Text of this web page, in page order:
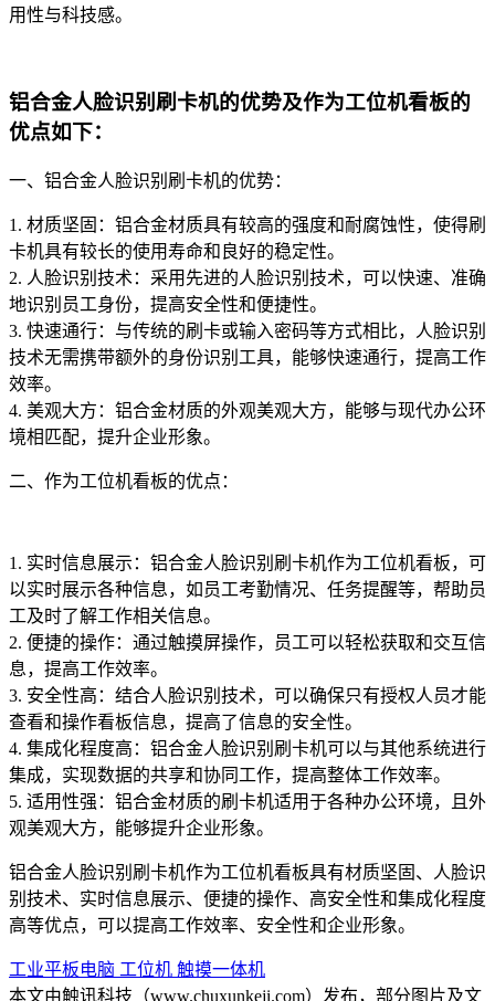
用性与科技感。
铝合金人脸识别刷卡机的优势及作为工位机看板的
优点如下：
一、铝合金人脸识别刷卡机的优势：
1. 材质坚固：铝合金材质具有较高的强度和耐腐蚀性，使得刷
卡机具有较长的使用寿命和良好的稳定性。
2. 人脸识别技术：采用先进的人脸识别技术，可以快速、准确
地识别员工身份，提高安全性和便捷性。
3. 快速通行：与传统的刷卡或输入密码等方式相比，人脸识别
技术无需携带额外的身份识别工具，能够快速通行，提高工作
效率。
4. 美观大方：铝合金材质的外观美观大方，能够与现代办公环
境相匹配，提升企业形象。
二、作为工位机看板的优点：
1. 实时信息展示：铝合金人脸识别刷卡机作为工位机看板，可
以实时展示各种信息，如员工考勤情况、任务提醒等，帮助员
工及时了解工作相关信息。
2. 便捷的操作：通过触摸屏操作，员工可以轻松获取和交互信
息，提高工作效率。
3. 安全性高：结合人脸识别技术，可以确保只有授权人员才能
查看和操作看板信息，提高了信息的安全性。
4. 集成化程度高：铝合金人脸识别刷卡机可以与其他系统进行
集成，实现数据的共享和协同工作，提高整体工作效率。
5. 适用性强：铝合金材质的刷卡机适用于各种办公环境，且外
观美观大方，能够提升企业形象。
铝合金人脸识别刷卡机作为工位机看板具有材质坚固、人脸识
别技术、实时信息展示、便捷的操作、高安全性和集成化程度
高等优点，可以提高工作效率、安全性和企业形象。
工业平板电脑 工位机 触摸一体机
本文由触讯科技（www.chuxunkeji.com）发布，部分图片及文